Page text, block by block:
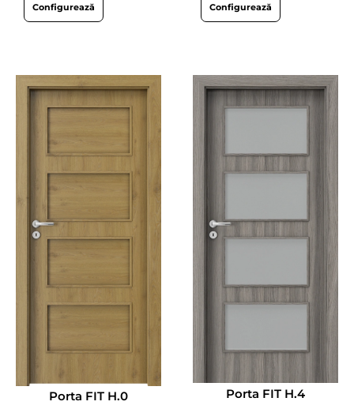
Configurează Configurează
Porta FIT H.0
Porta FIT H.4